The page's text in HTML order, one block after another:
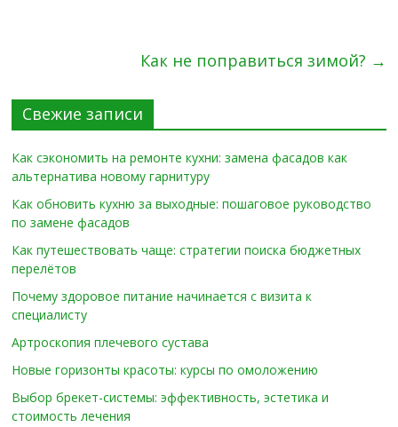
Как не поправиться зимой? →
Свежие записи
Как сэкономить на ремонте кухни: замена фасадов как
альтернатива новому гарнитуру
Как обновить кухню за выходные: пошаговое руководство
по замене фасадов
Как путешествовать чаще: стратегии поиска бюджетных
перелётов
Почему здоровое питание начинается с визита к
специалисту
Артроскопия плечевого сустава
Новые горизонты красоты: курсы по омоложению
Выбор брекет-системы: эффективность, эстетика и
стоимость лечения